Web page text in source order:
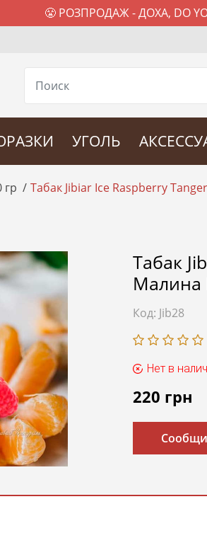
😤 РОЗПРОДАЖ - ДОХА, DO
УГОЛЬ
гр
Табак Jibiar Ice Raspberry
Табак
Малина
Код: Jib28
Нет в
220 грн